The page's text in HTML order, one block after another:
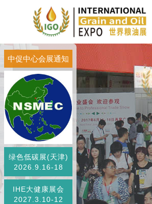
中促中心会展通知
绿色低碳展(天津)
2026.9.16-18
IHE大健康展会
2027.3.10-12